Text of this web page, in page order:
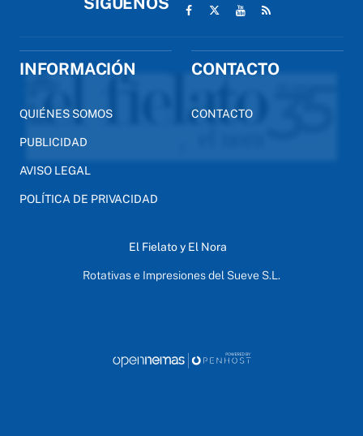
INFORMACIÓN
QUIÉNES SOMOS
PUBLICIDAD
AVISO LEGAL
POLÍTICA DE PRIVACIDAD
CONTACTO
CONTACTO
El Fielato y El Nora
Rotativas e Impresiones del Sueve S.L.